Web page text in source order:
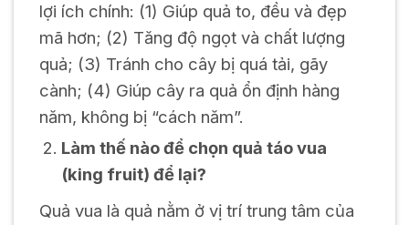
lợi ích chính: (1) Giúp quả to, đều và đẹp
mã hơn; (2) Tăng độ ngọt và chất lượng
quả; (3) Tránh cho cây bị quá tải, gãy
cành; (4) Giúp cây ra quả ổn định hàng
năm, không bị “cách năm”.
Làm thế nào để chọn quả táo vua
(king fruit) để lại?
Quả vua là quả nằm ở vị trí trung tâm của